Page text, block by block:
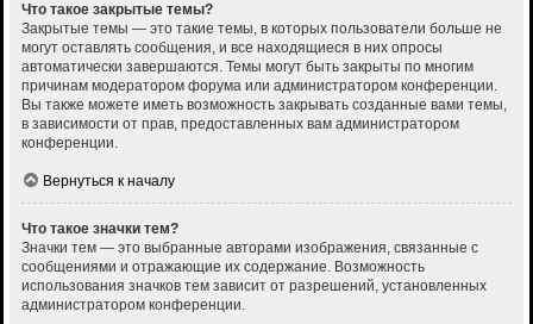
Что такое закрытые темы?
Закрытые темы — это такие темы, в которых пользователи больше не
могут оставлять сообщения, и все находящиеся в них опросы
автоматически завершаются. Темы могут быть закрыты по многим
причинам модератором форума или администратором конференции.
Вы также можете иметь возможность закрывать созданные вами темы,
в зависимости от прав, предоставленных вам администратором
конференции.
Вернуться к началу
Что такое значки тем?
Значки тем — это выбранные авторами изображения, связанные с
сообщениями и отражающие их содержание. Возможность
использования значков тем зависит от разрешений, установленных
администратором конференции.